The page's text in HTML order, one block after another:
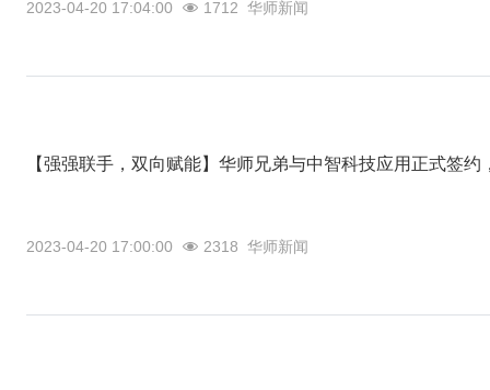
2023-04-20 17:04:00 1712 华师新闻
【强强联手，双向赋能】华师兄弟与中智科技应用正式签约
2023-04-20 17:00:00 2318 华师新闻